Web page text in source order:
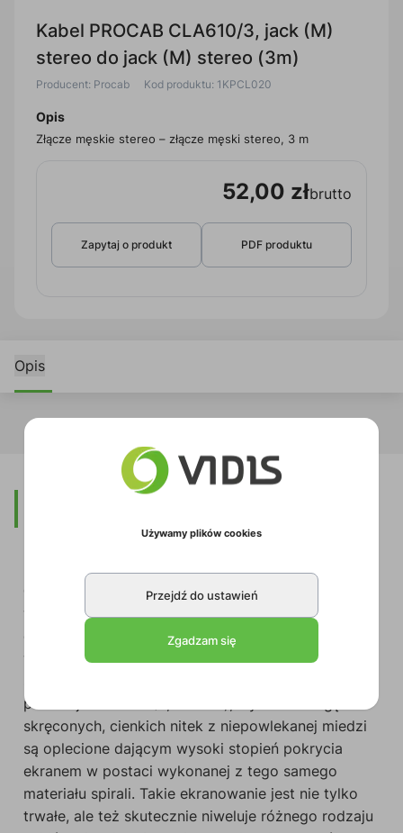
Kabel PROCAB CLA610/3, jack (M)
stereo do jack (M) stereo (3m)
Producent: Procab Kod produktu: 1KPCL020
Opis
Złącze męskie stereo – złącze męski stereo, 3 m
52,00 złbrutto
Zapytaj o produkt PDF produktu
Opis
to symetryczny kabel wykonanany z
wykorzystaniem przewodu MC305 przeznaczony
do użytku z instrumentami i mikrofonami,
wyposażony na obu końcach w pojedyncze
przekroju 28 AWG (0,08 mm²), wykonane z gęsto
skręconych, cienkich nitek z niepowlekanej miedzi
są oplecione dającym wysoki stopień pokrycia
ekranem w postaci wykonanej z tego samego
materiału spirali. Takie ekranowanie jest nie tylko
trwałe, ale też skutecznie niweluje różnego rodzaju
Używamy plików cookies
Przejdź do ustawień
Zgadzam się